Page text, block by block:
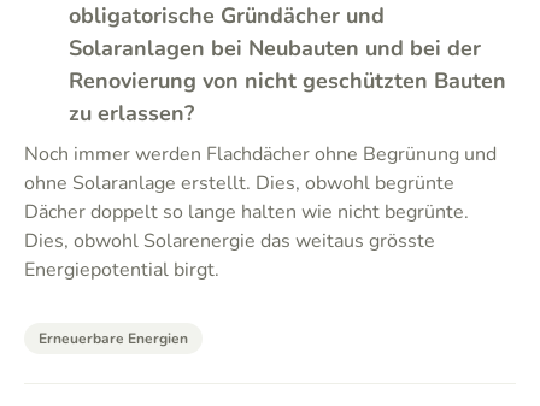
obligatorische Gründächer und
Solaranlagen bei Neubauten und bei der
Renovierung von nicht geschützten Bauten
zu erlassen?
Noch immer werden Flachdächer ohne Begrünung und
ohne Solaranlage erstellt. Dies, obwohl begrünte
Dächer doppelt so lange halten wie nicht begrünte.
Dies, obwohl Solarenergie das weitaus grösste
Energiepotential birgt.
Erneuerbare Energien